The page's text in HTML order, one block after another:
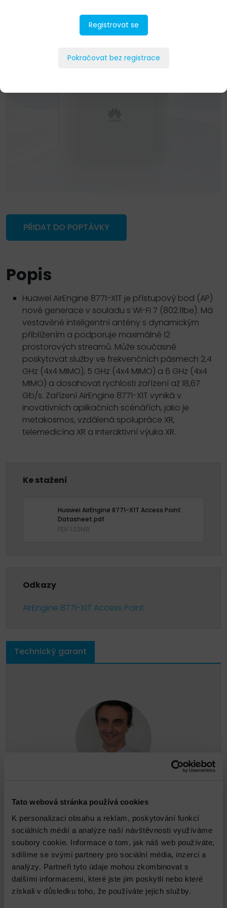
Tato webová stránka používá cookies
K personalizaci obsahu a reklam, poskytování funkcí
sociálních médií a analýze naší návštěvnosti využíváme
soubory cookie. Informace o tom, jak náš web používáte,
sdílíme se svými partnery pro sociální média, inzerci a
analýzy. Partneři tyto údaje mohou zkombinovat s
dalšími informacemi, které jste jim poskytli nebo které
získali v důsledku toho, že používáte jejich služby.
PŘIDAT DO POPTÁVKY
Popis
Huawei AirEngine 8771-X1T je přístupový bod (AP)
nové generace v souladu s Wi-Fi 7 (802.11be). Má
vestavěné inteligentní antény s dynamickým
přiblížením a podporuje maximálně 12
prostorových streamů. Může současně
poskytovat služby ve frekvenčních pásmech 2,4
GHz (4x4 MIMO), 5 GHz (4x4 MIMO) a 6 GHz (4x4
MIMO) a dosahovat rychlosti zařízení až 18,67
Gb/s. Zařízení AirEngine 8771-X1T vyniká v
inovativních aplikačních scénářích, jako je
metakosmos, vzdálená spolupráce XR,
telemedicína XR a interaktivní výuka XR.
Ke stažení
Huawei AirEngine 8771-X1T Access Point
Datasheet.pdf
PDF 1.03MB
Odkazy
AirEngine 8771-X1T Access Point
Technický garant
Jiří Benda
jbenda@dns.cz
Registrovat se
Pokračovat bez registrace